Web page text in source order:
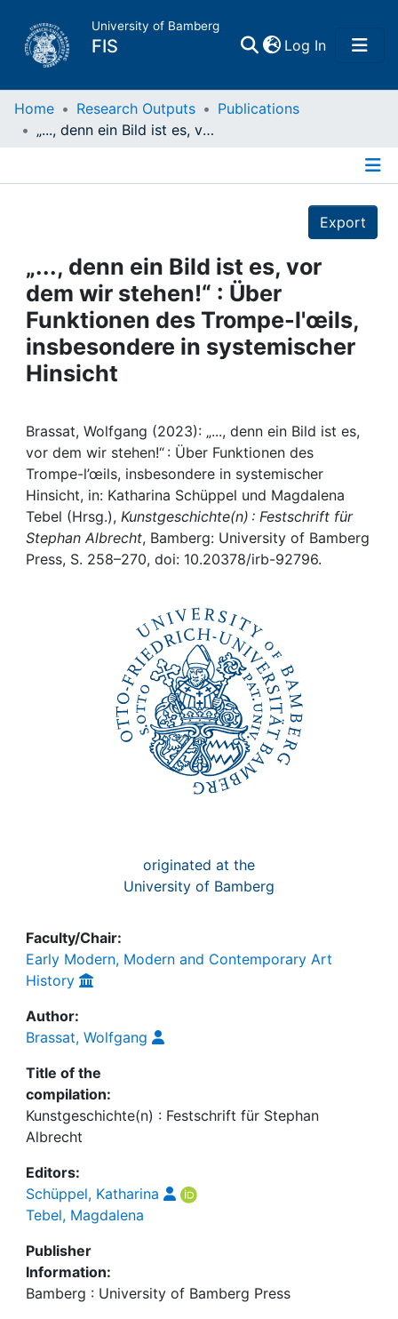
University of Bamberg
FIS Log In(current)
Home
Projects
People
Institutions
My FIS
Help
Home Research Outputs
Publications
„..., denn ein Bild ist es, vor dem wir stehen!“ : Über Funktionen des Trompe-l'œils, insbesondere in systemischer Hinsicht
Export
„..., denn ein Bild ist es, vor
dem wir stehen!“ : Über
Funktionen des Trompe-l'œils,
insbesondere in systemischer
Hinsicht
Brassat, Wolfgang (2023): „..., denn ein Bild ist es,
vor dem wir stehen!“ : Über Funktionen des
Trompe-l’œils, insbesondere in systemischer
Hinsicht, in: Katharina Schüppel und Magdalena
Tebel (Hrsg.), Kunstgeschichte(n) : Festschrift für
Stephan Albrecht, Bamberg: University of Bamberg
Press, S. 258–270, doi: 10.20378/irb-92796.
originated at the
University of Bamberg
Faculty/Chair:
Early Modern, Modern and Contemporary Art
History
Author:
Brassat, Wolfgang
Title of the
compilation:
Kunstgeschichte(n) : Festschrift für Stephan
Albrecht
Editors:
Schüppel, Katharina
Tebel, Magdalena
Publisher
Information:
Bamberg : University of Bamberg Press